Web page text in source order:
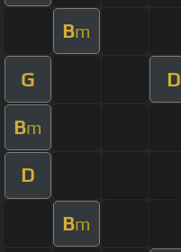
Bm
G D
Bm
D
Bm